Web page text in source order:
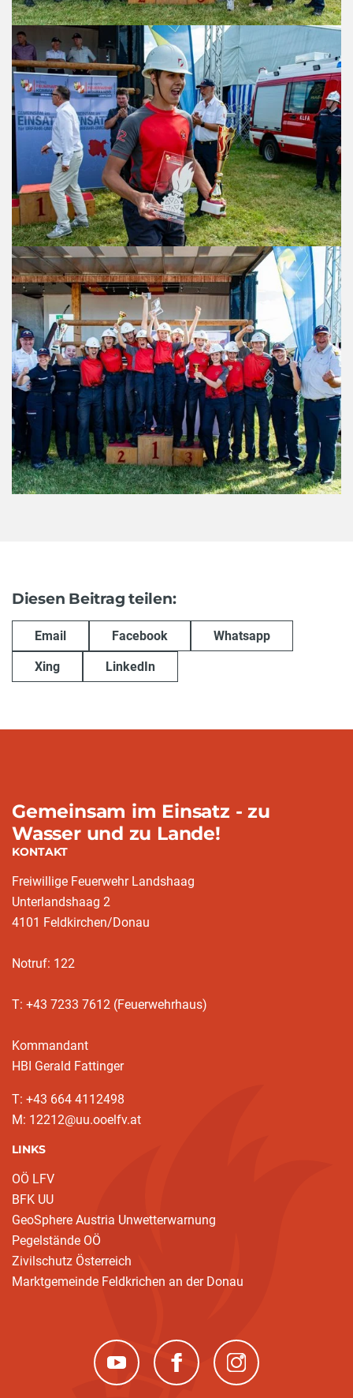
Diesen Beitrag teilen:
Email Facebook Whatsapp
Xing LinkedIn
Gemeinsam im Einsatz - zu
Wasser und zu Lande!
KONTAKT
Freiwillige Feuerwehr Landshaag
Unterlandshaag 2
4101 Feldkirchen/Donau
Notruf: 122
T: +43 7233 7612 (Feuerwehrhaus)
Kommandant
HBI Gerald Fattinger
T: +43 664 4112498
M: 12212@uu.ooelfv.at
LINKS
OÖ LFV
BFK UU
GeoSphere Austria Unwetterwarnung
Pegelstände OÖ
Zivilschutz Österreich
Marktgemeinde Feldkrichen an der Donau
(neues Fenster)(neues Fenster)(neues Fenster)